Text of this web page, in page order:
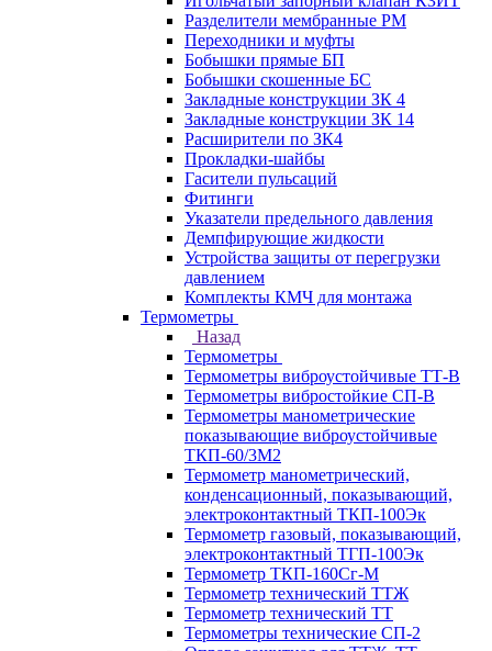
Разделители мембранные РМ
Переходники и муфты
Бобышки прямые БП
Бобышки скошенные БС
Закладные конструкции ЗК 4
Закладные конструкции ЗК 14
Расширители по ЗК4
Прокладки-шайбы
Гасители пульсаций
Фитинги
Указатели предельного давления
Демпфирующие жидкости
Устройства защиты от перегрузки
давлением
Комплекты КМЧ для монтажа
Термометры
Назад
Термометры
Термометры виброустойчивые ТТ-В
Термометры вибростойкие СП-В
Термометры манометрические
показывающие виброустойчивые
ТКП-60/3М2
Термометр манометрический,
конденсационный, показывающий,
электроконтактный ТКП-100Эк
Термометр газовый, показывающий,
электроконтактный ТГП-100Эк
Термометр ТКП-160Сг-М
Термометр технический ТТЖ
Термометр технический ТТ
Термометры технические СП-2